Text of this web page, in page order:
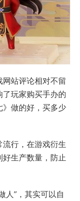
站评论相对不留
玩家购买手办的
做的好，买多少
行，在游戏衍生
生产数量，防止
人”，其实可以自